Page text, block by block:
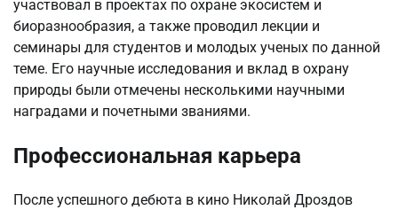
участвовал в проектах по охране экосистем и
биоразнообразия, а также проводил лекции и
семинары для студентов и молодых ученых по данной
теме. Его научные исследования и вклад в охрану
природы были отмечены несколькими научными
наградами и почетными званиями.
Профессиональная карьера
После успешного дебюта в кино Николай Дроздов